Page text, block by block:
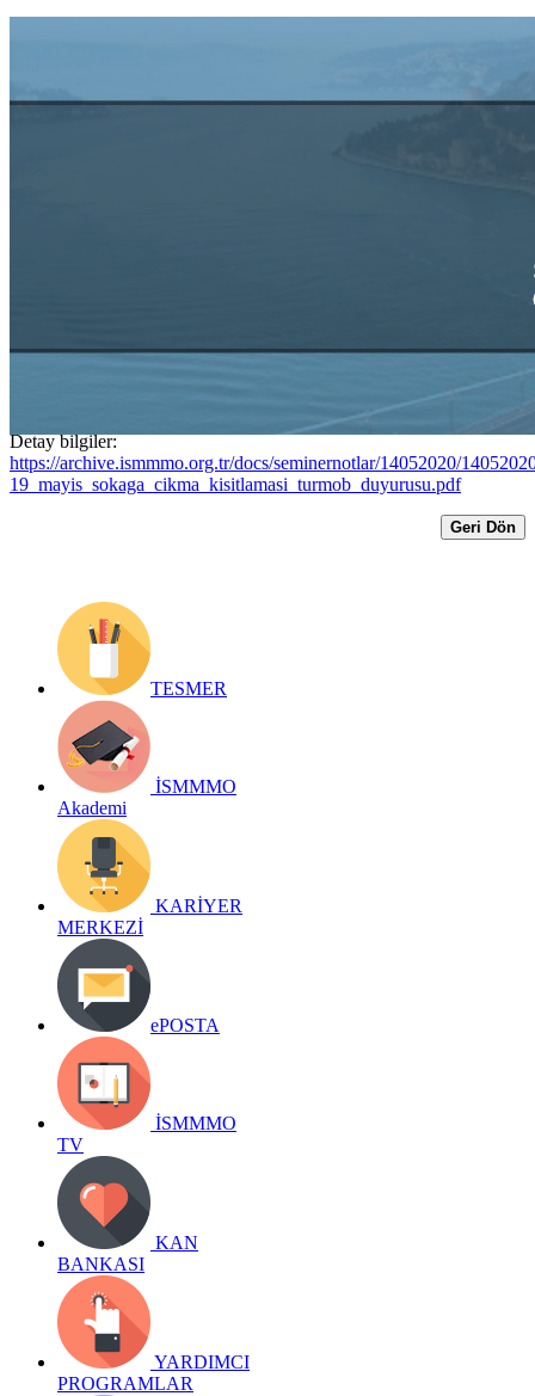
Detay bilgiler:
https://archive.ismmmo.org.tr/docs/seminernotlar/14052020/
19_mayis_sokaga_cikma_kisitlamasi_turmob_duyurusu.pdf
Geri Dön
TESMER
İSMMMO
Akademi
KARİYER
MERKEZİ
ePOSTA
İSMMMO
TV
KAN
BANKASI
YARDIMCI
PROGRAMLAR